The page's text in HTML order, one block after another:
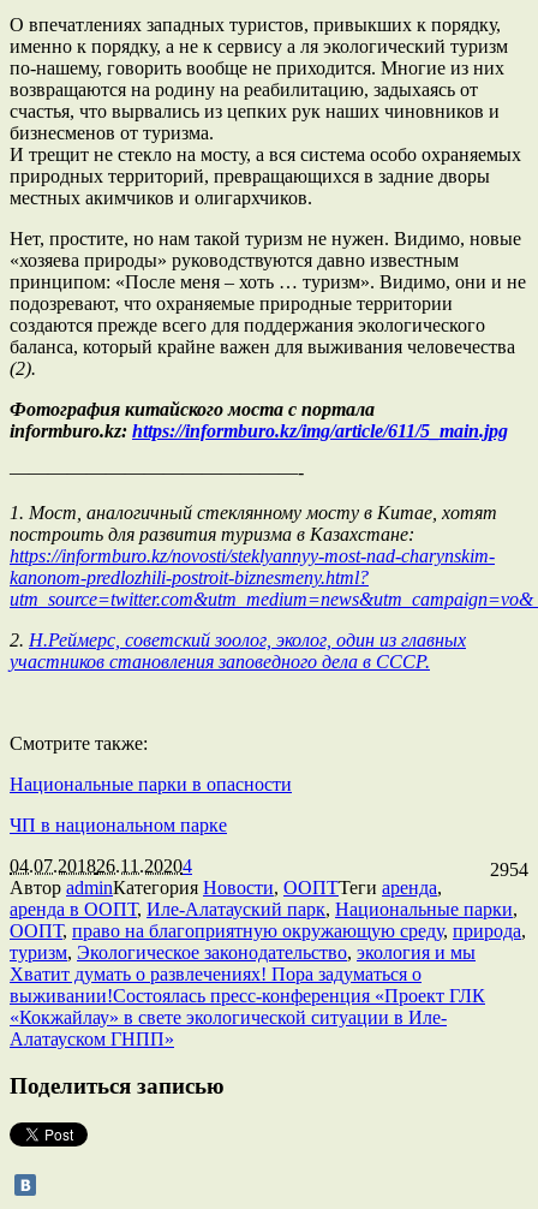
О впечатлениях западных туристов, привыкших к порядку,
именно к порядку, а не к сервису а ля экологический туризм
по-нашему, говорить вообще не приходится. Многие из них
возвращаются на родину на реабилитацию, задыхаясь от
счастья, что вырвались из цепких рук наших чиновников и
бизнесменов от туризма.
И трещит не стекло на мосту, а вся система особо охраняемых
природных территорий, превращающихся в задние дворы
местных акимчиков и олигархчиков.
Нет, простите, но нам такой туризм не нужен. Видимо, новые
«хозяева природы» руководствуются давно известным
принципом: «После меня – хоть … туризм». Видимо, они и не
подозревают, что охраняемые природные территории
создаются прежде всего для поддержания экологического
баланса, который крайне важен для выживания человечества
(2).
Фотография китайского моста с портала
informburo.kz: https://informburo.kz/img/article/611/5_main.jpg
———————————————-
1. Мост, аналогичный стеклянному мосту в Китае, хотят
построить для развития туризма в Казахстане:
https://informburo.kz/novosti/steklyannyy-most-nad-charynskim-
kanonom-predlozhili-postroit-biznesmeny.html?
2. Н.Реймерс, советский зоолог, эколог, один из главных
участников становления заповедного дела в СССР.
Смотрите также:
Национальные парки в опасности
ЧП в национальном парке
04.07.201826.11.20204
2954
Автор adminКатегория Новости, ООПТТеги аренда,
аренда в ООПТ, Иле-Алатауский парк, Национальные парки,
ООПТ, право на благоприятную окружающую среду, природа,
туризм, Экологическое законодательство, экология и мы
Хватит думать о развлечениях! Пора задуматься о
выживании!Состоялась пресс-конференция «Проект ГЛК
«Кокжайлау» в свете экологической ситуации в Иле-
Алатауском ГНПП»
Поделиться записью